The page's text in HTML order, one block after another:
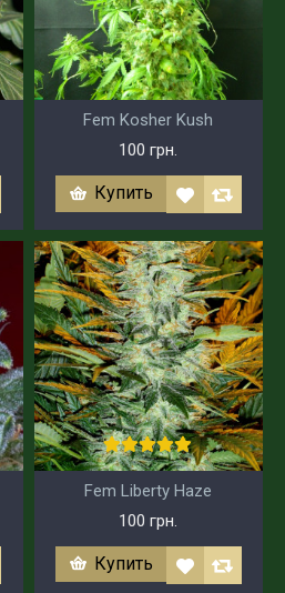
Fem Kosher Kush
100 грн.
Купить
Fem Liberty Haze
100 грн.
Купить